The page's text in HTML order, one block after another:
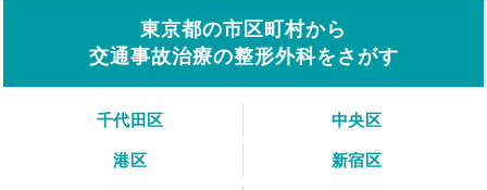
東京都の市区町村から
交通事故治療の整形外科をさがす
千代田区
中央区
港区
新宿区